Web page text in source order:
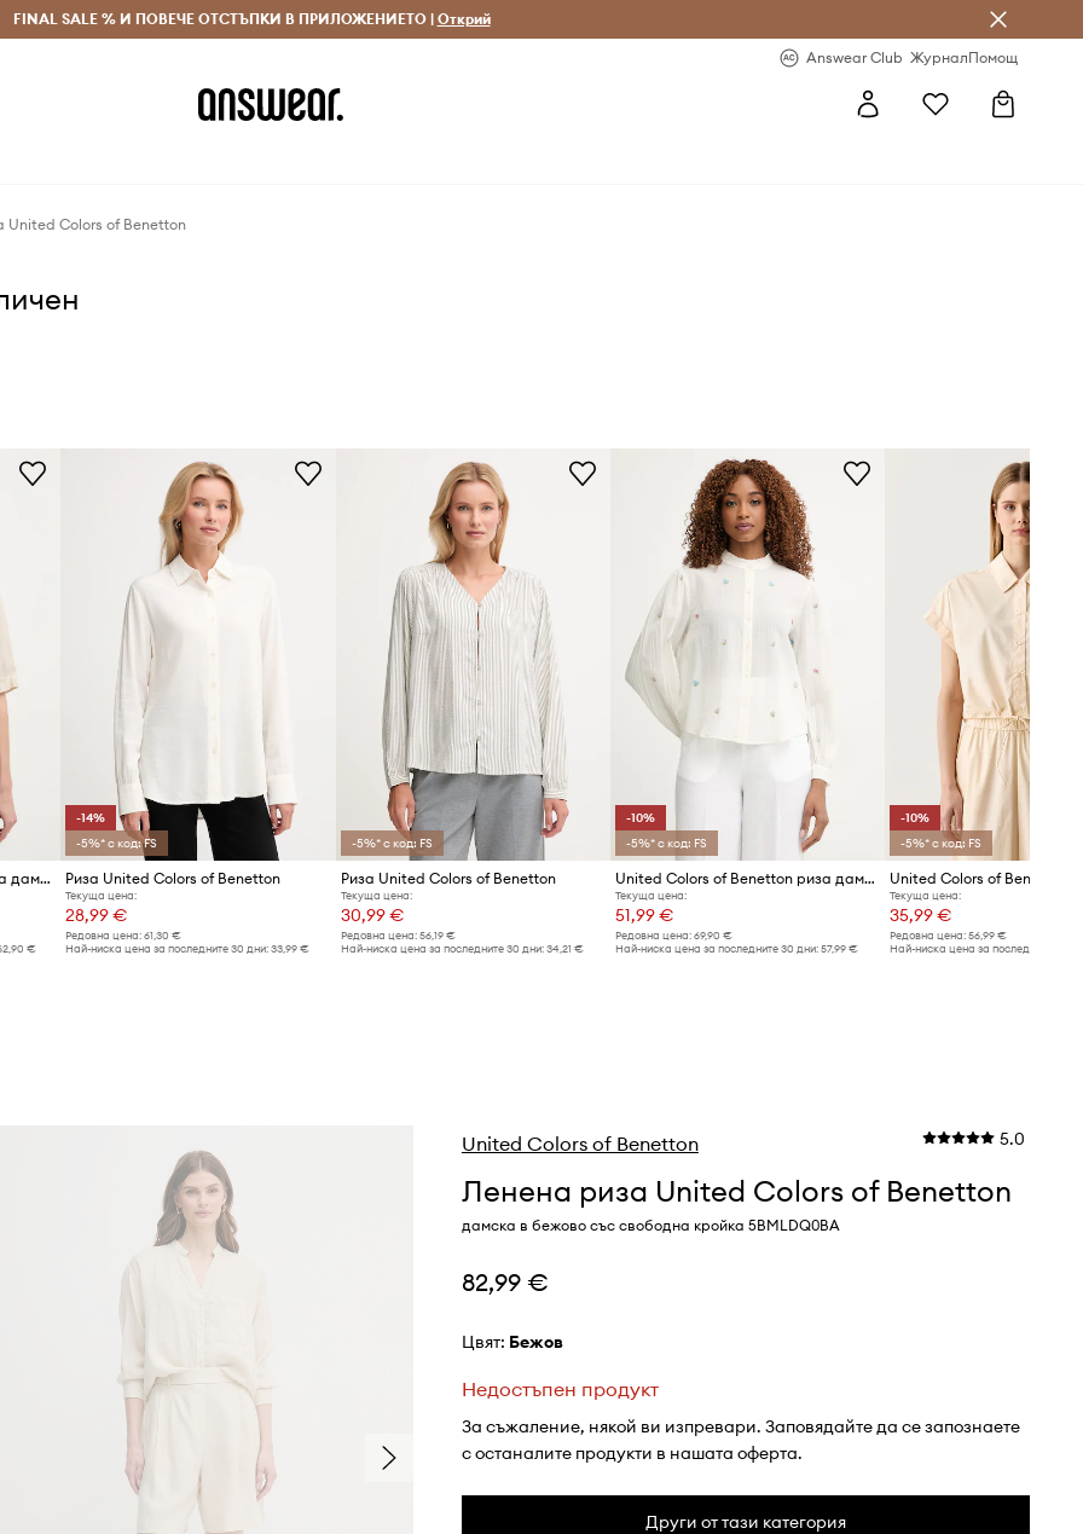
и връщане за поръчки над 70 EUR Доставка 1-5 дни
FINAL SALE % И ПОВЕЧЕ ОТСТЪПКИ В ПРИЛОЖЕНИЕТО | Открий
Answear Club ЖурналПомощ
United Colors of Benetton
United Colors of Benetton риза дамска от лен
€
-14%
-5%* с код: FS
Риза United Colors of Benetton
Текуща цена:
28,99 €
Редовна цена: 61,30 €
Най-ниска цена за последните 30 дни: 33,99 €
-5%* с код: FS
Риза United Colors of Benetton
Текуща цена:
30,99 €
Редовна цена: 56,19 €
Най-ниска цена за последните 30 дни: 34,21 €
-10%
-5%* с код: FS
United Colors of Benetton риза дамска от памук
Текуща цена:
51,99 €
Редовна цена:69,90 €
Най-ниска цена за последните 30 дни:57,99 €
-10%
-5%* с код: FS
Текуща цена:
35,99 €
Редовна цена: 56,99 €
Най-ниска цена за последните 30
United Colors of Benetton 5.0
Ленена риза United Colors of Benetton
дамска в бежово със свободна кройка 5BMLDQ0BA
82,99 €
Цвят: бежов
Недостъпен продукт
За съжаление, някой ви изпревари. Заповядайте да се запознаете
с останалите продукти в нашата оферта.
Други от тази категория